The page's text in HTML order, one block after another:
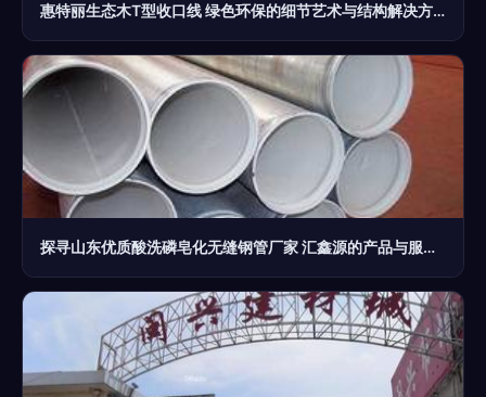
惠特丽生态木T型收口线 绿色环保的细节艺术与结构解决方案
探寻山东优质酸洗磷皂化无缝钢管厂家 汇鑫源的产品与服务剖析